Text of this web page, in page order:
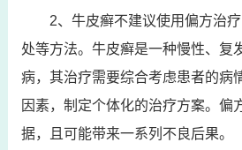
2、牛皮癣不建议使用偏方治
处等方法。牛皮癣是一种慢性、复
病，其治疗需要综合考虑患者的病
因素，制定个体化的治疗方案。偏
据，且可能带来一系列不良后果。